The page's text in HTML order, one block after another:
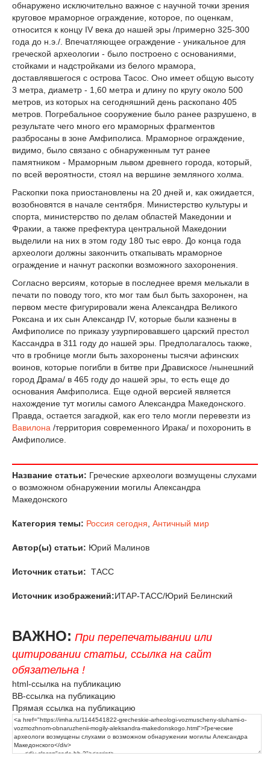
обнаружено исключительно важное с научной точки зрения
круговое мраморное ограждение, которое, по оценкам,
относится к концу IV века до нашей эры /примерно 325-300
года до н.э./. Впечатляющее ограждение - уникальное для
греческой археологии - было построено с основаниями,
стойками и надстройками из белого мрамора,
доставлявшегося с острова Тасос. Оно имеет общую высоту
3 метра, диаметр - 1,60 метра и длину по кругу около 500
метров, из которых на сегодняшний день раскопано 405
метров. Погребальное сооружение было ранее разрушено, в
результате чего много его мраморных фрагментов
разбросаны в зоне Амфиполиса. Мраморное ограждение,
видимо, было связано с обнаруженным тут ранее
памятником - Мраморным львом древнего города, который,
по всей вероятности, стоял на вершине земляного холма.
Раскопки пока приостановлены на 20 дней и, как ожидается,
возобновятся в начале сентября. Министерство культуры и
спорта, министерство по делам областей Македонии и
Фракии, а также префектура центральной Македонии
выделили на них в этом году 180 тыс евро. До конца года
археологи должны закончить откапывать мраморное
ограждение и начнут раскопки возможного захоронения.
Согласно версиям, которые в последнее время мелькали в
печати по поводу того, кто мог там был быть захоронен, на
первом месте фигурировали жена Александра Великого
Роксана и их сын Александр IV, которые были казнены в
Амфиполисе по приказу узурпировавшего царский престол
Кассандра в 311 году до нашей эры. Предполагалось также,
что в гробнице могли быть захоронены тысячи афинских
воинов, которые погибли в битве при Дравискосе /нынешний
город Драма/ в 465 году до нашей эры, то есть еще до
основания Амфиполиса. Еще одной версией является
нахождение тут могилы самого Александра Македонского.
Правда, остается загадкой, как его тело могли перевезти из
Вавилона /территория современного Ирака/ и похоронить в
Амфиполисе.
Название статьи: Греческие археологи возмущены слухами
о возможном обнаружении могилы Александра
Македонского
Категория темы: Россия сегодня Античный мир
Автор(ы) статьи: Юрий Малинов
Источник статьи: ТАСС
Источник изображений:ИТАР-ТАСС/Юрий Белинский
ВАЖНО: При перепечатывании или
цитировании статьи, ссылка на сайт
обязательна !
html-ссылка на публикацию
BB-ссылка на публикацию
Прямая ссылка на публикацию